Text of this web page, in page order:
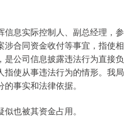
息实际控制人、副总经理，参
合同资金收付等事宜，指使相
公司信息披露违法行为直接负
使从事违法行为的情形。我局
事实和法律依据。
也被其资金占用。